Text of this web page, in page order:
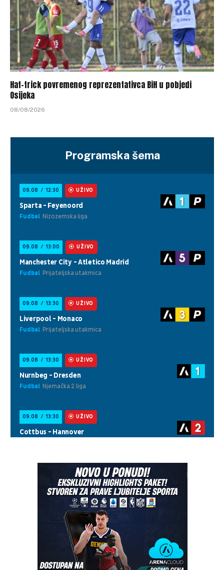
Hat-trick povremenog reprezentativca BiH u pobjedi
Osijeka
08/08/2026
Programska šema